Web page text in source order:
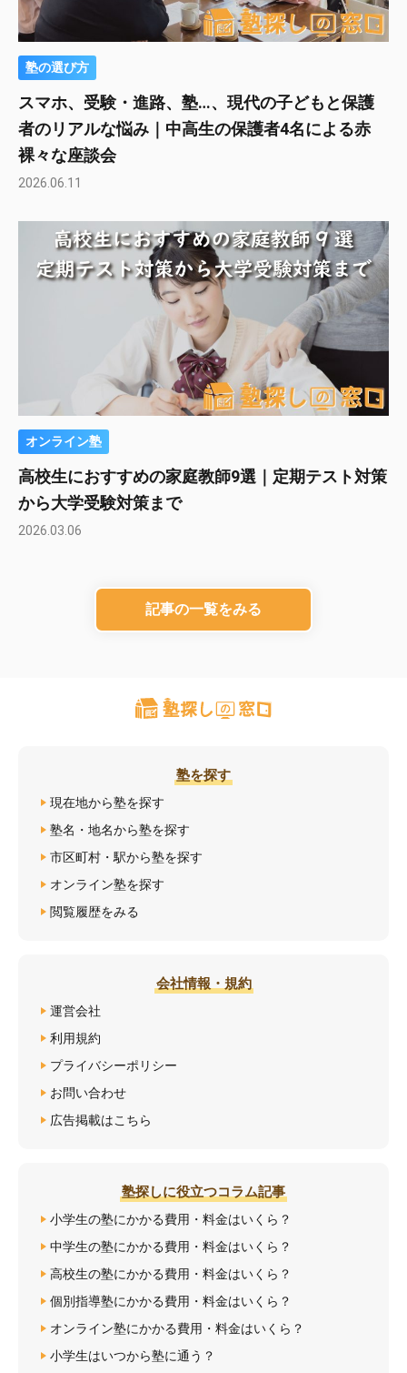
塾の選び方
スマホ、受験・進路、塾…、現代の子どもと保護
者のリアルな悩み｜中高生の保護者4名による赤
裸々な座談会
2026.06.11
オンライン塾
高校生におすすめの家庭教師9選｜定期テスト対策
から大学受験対策まで
2026.03.06
記事の一覧をみる
塾を探す
現在地から塾を探す
塾名・地名から塾を探す
市区町村・駅から塾を探す
オンライン塾を探す
閲覧履歴をみる
会社情報・規約
運営会社
利用規約
プライバシーポリシー
お問い合わせ
広告掲載はこちら
塾探しに役立つコラム記事
小学生の塾にかかる費用・料金はいくら？
中学生の塾にかかる費用・料金はいくら？
高校生の塾にかかる費用・料金はいくら？
個別指導塾にかかる費用・料金はいくら？
オンライン塾にかかる費用・料金はいくら？
小学生はいつから塾に通う？